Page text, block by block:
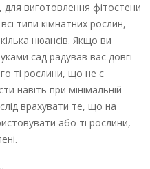
для виготовлення фітостени
типи кімнатних рослин,
нюансів. Якщо ви
сад радував вас довгі
ті рослини, що не є
навіть при мінімальній
врахувати те, що на
або ті рослини,